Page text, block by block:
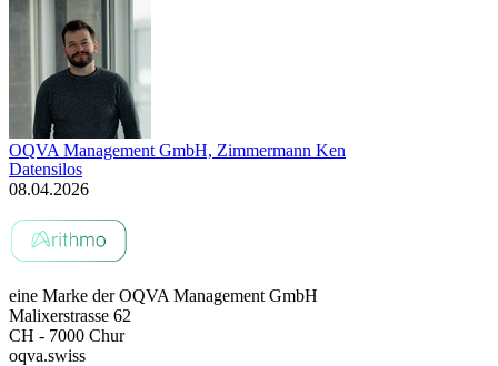
OQVA Management GmbH, Zimmermann Ken
Datensilos
08.04.2026
eine Marke der OQVA Management GmbH
Malixerstrasse 62
CH - 7000 Chur
oqva.swiss